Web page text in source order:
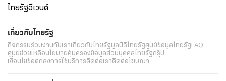
ไทยรัฐอีเวนต์
เกี่ยวกับไทยรัฐ
กิจกรรมร่วมงานกับเราเกี่ยวกับไทยรัฐมูลนิธิไทยรัฐศูนย์ข้อมูลไทยรัฐFAQ
ศูนย์ช่วยเหลือนโยบายคุ้มครองข้อมูลส่วนบุคคลไทยรัฐกรุ๊ป
เงื่อนไขข้อตกลงการใช้บริการติดต่อเราติดต่อโฆษณา